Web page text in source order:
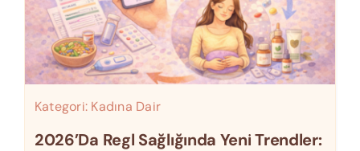
Kategori: Kadına Dair
2026’da Regl Sağlığında Yeni Trendler: